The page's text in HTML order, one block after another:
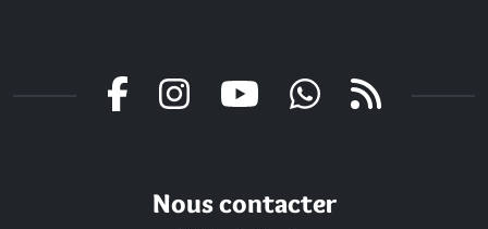
Nous contacter